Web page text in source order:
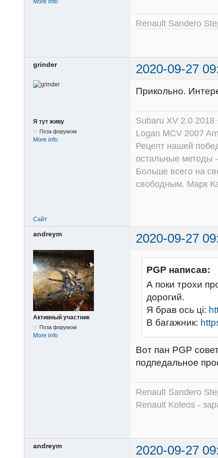
More info
Renault Sandero
grinder 2020-09-27
Я тут живу
Поза форумом
More info
Прикольно.
Subaru XV 2.0 2018
Logan MCV 2007
Рецепт нашей
остальные методы
Больше всего на
свободным. Марк
Сайт
andreym 2020-09-27
Активный участник
Поза форумом
More info
PGP написав:
А поки трохи
дорогий.
Я брав ось ці:
В багажник:
Вот пан PGP
подпедальное
Renault Sandero
Renault Koleos -
andreym 2020-09-27